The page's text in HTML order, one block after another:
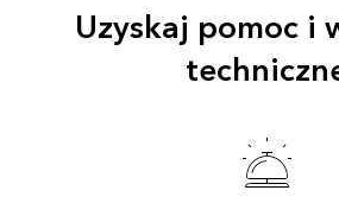
Uzyskaj pomoc i